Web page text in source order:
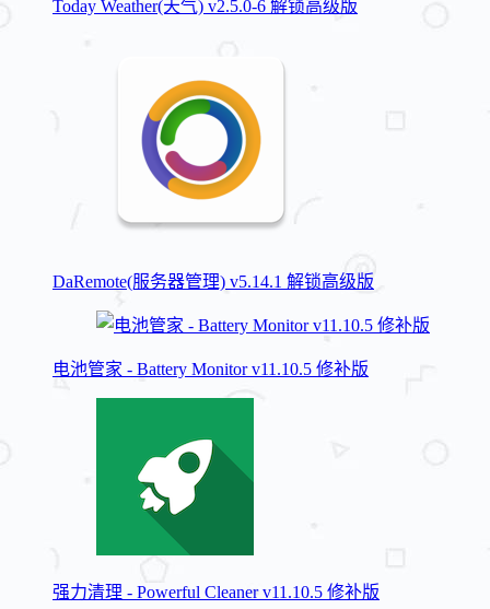
Today Weather(天气) v2.5.0-6 解锁高级版
DaRemote(服务器管理) v5.14.1 解锁高级版
电池管家 - Battery Monitor v11.10.5 修补版
强力清理 - Powerful Cleaner v11.10.5 修补版